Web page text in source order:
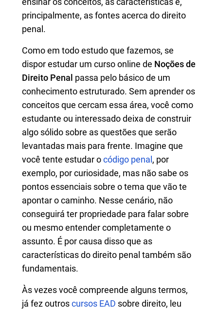
principalmente, as fontes acerca do direito
penal.
Como em todo estudo que fazemos, se
dispor estudar um curso online de Noções de
Direito Penal passa pelo básico de um
conhecimento estruturado. Sem aprender os
conceitos que cercam essa área, você como
estudante ou interessado deixa de construir
algo sólido sobre as questões que serão
levantadas mais para frente. Imagine que
você tente estudar ocódigo penal , por
exemplo, por curiosidade, mas não sabe os
pontos essenciais sobre o tema que vão te
apontar o caminho. Nesse cenário, não
conseguirá ter propriedade para falar sobre
ou mesmo entender completamente o
assunto. É por causa disso que as
características do direito penal também são
fundamentais.
Às vezes você compreende alguns termos,
já fez outroscursos EAD sobre direito, leu